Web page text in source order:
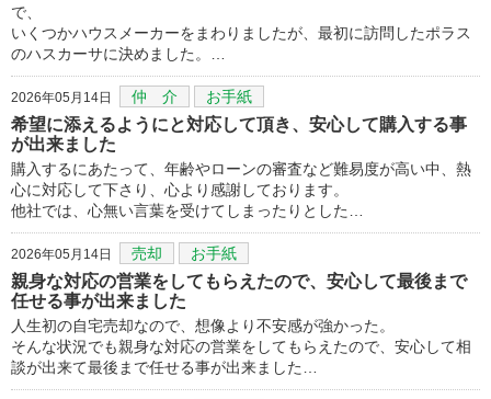
で、
いくつかハウスメーカーをまわりましたが、最初に訪問したポラス
のハスカーサに決めました。…
2026年05月14日 仲 介 お手紙
希望に添えるようにと対応して頂き、安心して購入する事
が出来ました
購入するにあたって、年齢やローンの審査など難易度が高い中、熱
心に対応して下さり、心より感謝しております。
他社では、心無い言葉を受けてしまったりとした…
2026年05月14日 売却 お手紙
親身な対応の営業をしてもらえたので、安心して最後まで
任せる事が出来ました
人生初の自宅売却なので、想像より不安感が強かった。
そんな状況でも親身な対応の営業をしてもらえたので、安心して相
談が出来て最後まで任せる事が出来ました…